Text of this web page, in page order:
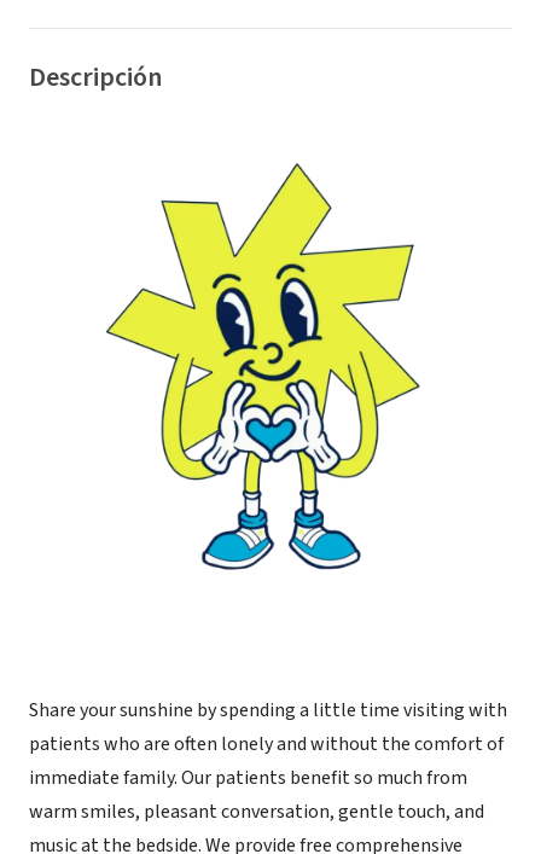
Descripción
Share your sunshine by spending a little time visiting with
patients who are often lonely and without the comfort of
immediate family. Our patients benefit so much from
warm smiles, pleasant conversation, gentle touch, and
music at the bedside. We provide free comprehensive